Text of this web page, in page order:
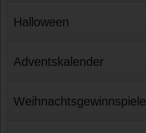
Halloween
Adventskalender
Weihnachtsgewinnspiele